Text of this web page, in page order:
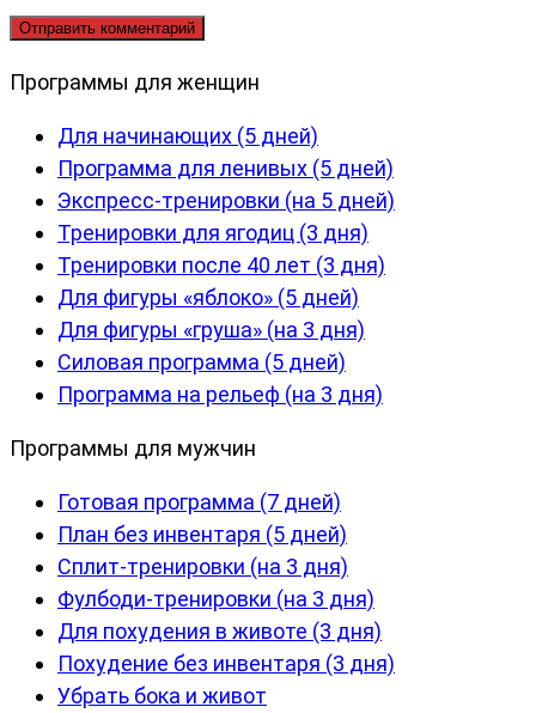
Программы для женщин
Для начинающих (5 дней)
Программа для ленивых (5 дней)
Экспресс-тренировки (на 5 дней)
Тренировки для ягодиц (3 дня)
Тренировки после 40 лет (3 дня)
Для фигуры «яблоко» (5 дней)
Для фигуры «груша» (на 3 дня)
Силовая программа (5 дней)
Программа на рельеф (на 3 дня)
Программы для мужчин
Готовая программа (7 дней)
План без инвентаря (5 дней)
Сплит-тренировки (на 3 дня)
Фулбоди-тренировки (на 3 дня)
Для похудения в животе (3 дня)
Похудение без инвентаря (3 дня)
Убрать бока и живот